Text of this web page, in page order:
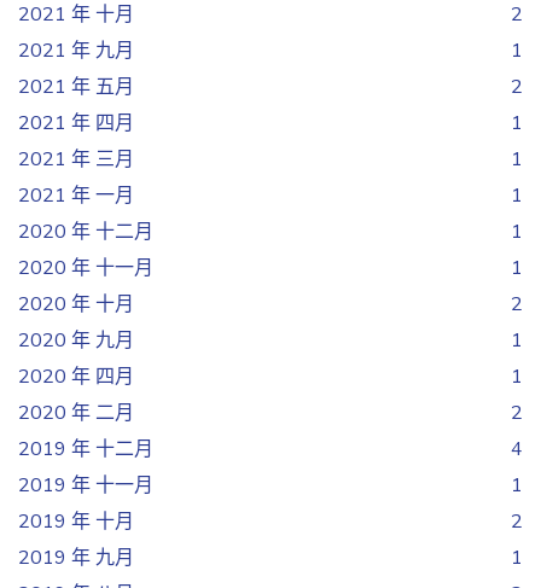
2021 年 十月
2
2021 年 九月
1
2021 年 五月
2
2021 年 四月
1
2021 年 三月
1
2021 年 一月
1
2020 年 十二月
1
2020 年 十一月
1
2020 年 十月
2
2020 年 九月
1
2020 年 四月
1
2020 年 二月
2
2019 年 十二月
4
2019 年 十一月
1
2019 年 十月
2
2019 年 九月
1